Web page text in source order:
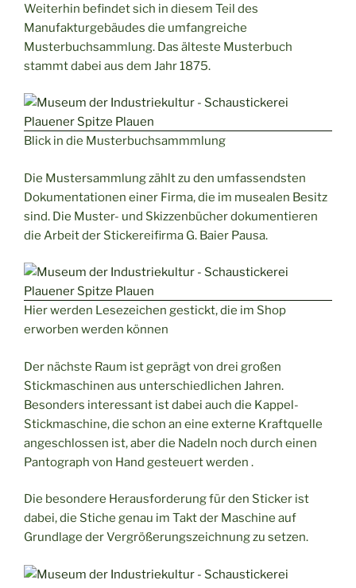
Weiterhin befindet sich in diesem Teil des
Manufakturgebäudes die umfangreiche
Musterbuchsammlung. Das älteste Musterbuch
stammt dabei aus dem Jahr 1875.
Blick in die Musterbuchsammmlung
Die Mustersammlung zählt zu den umfassendsten
Dokumentationen einer Firma, die im musealen Besitz
sind. Die Muster- und Skizzenbücher dokumentieren
die Arbeit der Stickereifirma G. Baier Pausa.
Hier werden Lesezeichen gestickt, die im Shop
erworben werden können
Der nächste Raum ist geprägt von drei großen
Stickmaschinen aus unterschiedlichen Jahren.
Besonders interessant ist dabei auch die Kappel-
Stickmaschine, die schon an eine externe Kraftquelle
angeschlossen ist, aber die Nadeln noch durch einen
Pantograph von Hand gesteuert werden .
Die besondere Herausforderung für den Sticker ist
dabei, die Stiche genau im Takt der Maschine auf
Grundlage der Vergrößerungszeichnung zu setzen.